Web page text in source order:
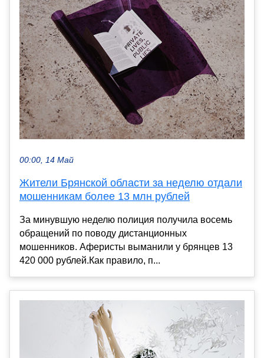
00:00, 14 Май
Жители Брянской области за неделю отдали
мошенникам более 13 млн рублей
За минувшую неделю полиция получила восемь
обращений по поводу дистанционных
мошенников. Аферисты выманили у брянцев 13
420 000 рублей.Как правило, п...